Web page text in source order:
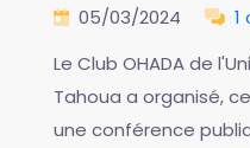
05/03/2024 1
Le Club OHADA de
Tahoua a organisé,
une conférence